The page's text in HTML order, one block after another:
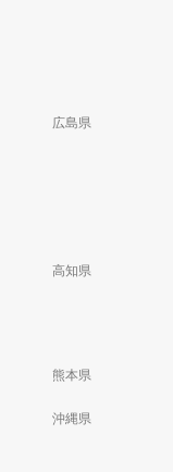
広島県
高知県
熊本県
沖縄県